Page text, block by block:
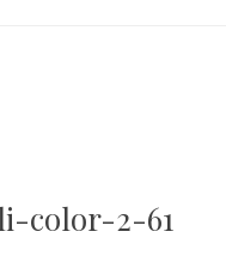
color-2-61